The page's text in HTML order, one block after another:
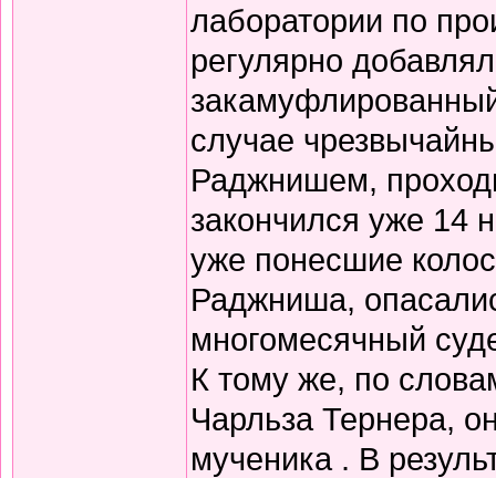
лаборатории по
регулярно
случае
Раджнишем,
закончился уже 14
уже понесшие
Раджниша,
многомесячный
К тому же, по
Чарльза Тернера,
мученика . В